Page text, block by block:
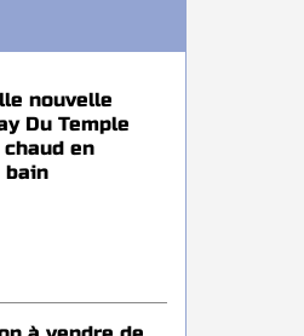
nouvelle
Du Temple
en
bain